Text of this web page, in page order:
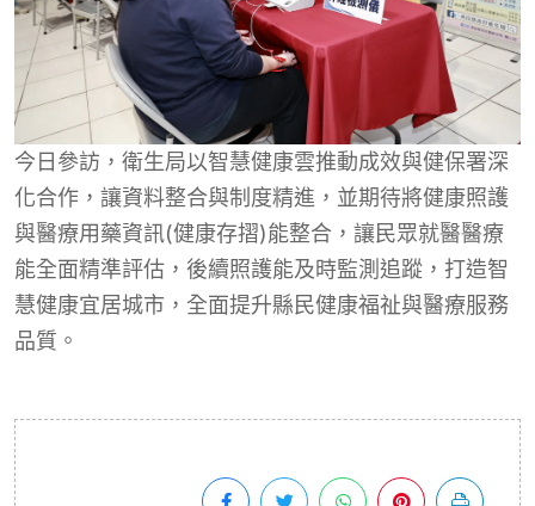
今日參訪，衛生局以智慧健康雲推動成效與健保署深
化合作，讓資料整合與制度精進，並期待將健康照護
與醫療用藥資訊(健康存摺)能整合，讓民眾就醫醫療
能全面精準評估，後續照護能及時監測追蹤，打造智
慧健康宜居城市，全面提升縣民健康福祉與醫療服務
品質。